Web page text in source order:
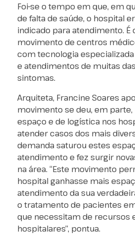
Foi-se o tempo em que, em
de falta de saúde, o hospital
indicado para atendimento. É
movimento de centros
com tecnologia
e atendimentos de muitas
sintomas.
Arquiteta, Francine Soares
movimento se deu, em parte,
espaço e de logística nos
atender casos dos mais
demanda saturou estes
atendimento e fez surgir
na área. “Este movimento
hospital ganhasse mais
atendimento da sua
o tratamento de pacientes
que necessitam de recursos
hospitalares”, pontua.